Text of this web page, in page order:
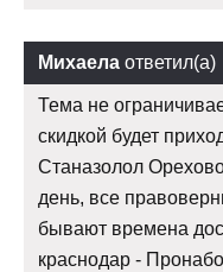
Михаела ответил(а)
Тема не
скидкой будет
Станазолол
день, все
бывают времена
краснодар -